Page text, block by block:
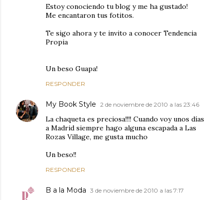
Estoy conociendo tu blog y me ha gustado!
Me encantaron tus fotitos.
Te sigo ahora y te invito a conocer Tendencia
Propia
Un beso Guapa!
RESPONDER
My Book Style 2 de noviembre de 2010 a las 23:46
La chaqueta es preciosa!!!! Cuando voy unos días
a Madrid siempre hago alguna escapada a Las
Rozas Village, me gusta mucho
Un beso!!
RESPONDER
B a la Moda 3 de noviembre de 2010 a las 7:17